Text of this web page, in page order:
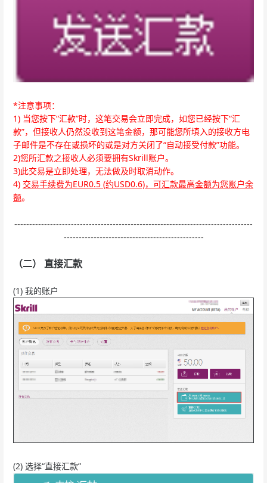
*注意事项：
1) 当您按下“汇款”时，这笔交易会立即完成，如您已经按下“汇
款”，但接收人仍然没收到这笔金额，那可能您所填入的接收方电
子邮件是不存在或损坏的或是对方关闭了“自动接受付款”功能。
2)您所汇款之接收人必须要拥有Skrill账户。
3)此交易是立即处理，无法做及时取消动作。
4) 交易手续费为EUR0.5 (约USD0.6)，可汇款最高金额为您账户余
额。
--------------------------------------------------------------------------------
-----------------------------------------------
（二） 直接汇款
(1) 我的账户
(2) 选择“直接汇款”